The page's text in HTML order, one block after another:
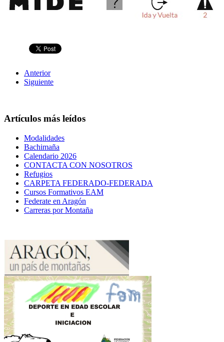
Anterior
Siguiente
Artículos más leídos
Modalidades
Bachimaña
Calendario 2026
CONTACTA CON NOSOTROS
Refugios
CARPETA FEDERADO-FEDERADA
Cursos Formativos EAM
Federate en Aragón
Carreras por Montaña